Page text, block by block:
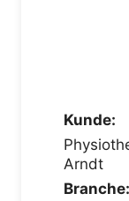
Kunde:
Arndt
Branche: